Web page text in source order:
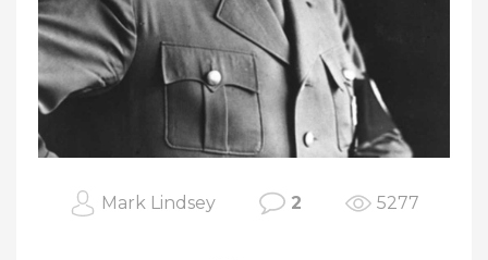
Mark Lindsey 2 5277